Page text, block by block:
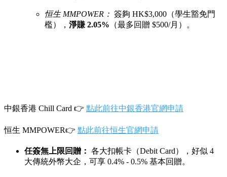
恒生 MMPOWER： 簽夠 HK$3,000（學生豁免門
檻）， 淨賺 2.05% （最多回贈 $500/月）。
中銀香港 Chill Card 👉 點此前往中銀香港官網申請
恒生 MMPOWER👉 點此前往恒生官網申請
任簽無上限回贈： 各大扣帳卡（Debit Card），好似 4
大傳統外幣大企，可享 0.4% - 0.5% 基本回贈。